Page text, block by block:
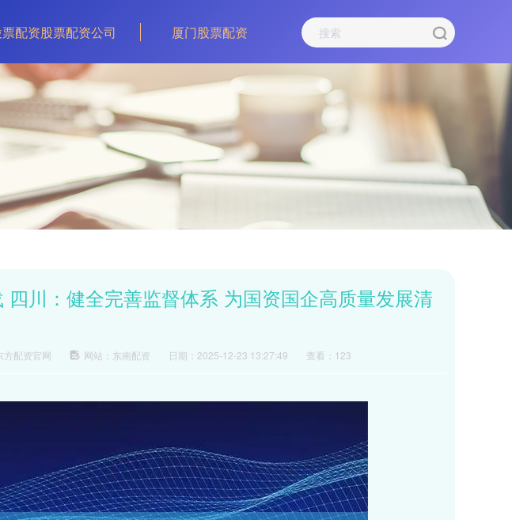
配资股票配资公司 厦门股票配资
四川：健全完善监督体系 为国资国企高质量发展清
方配资官网 网站：东南配资 日期：2025-12-23 13:27:49 查看：123